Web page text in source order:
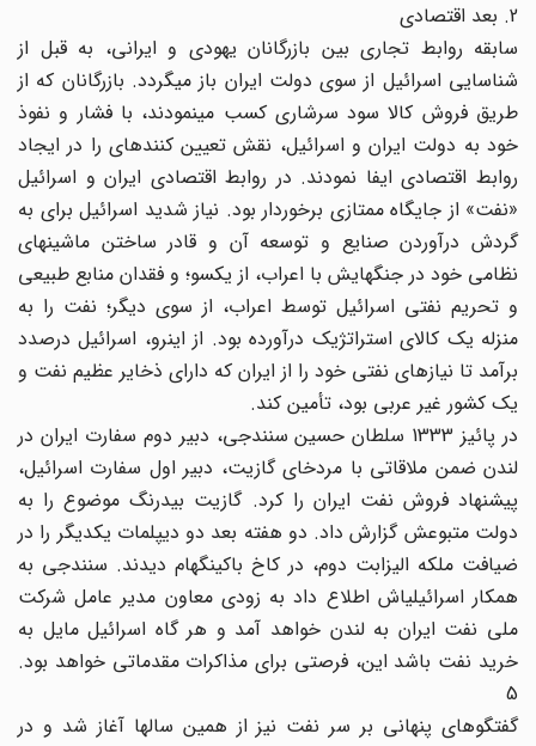
سابقه روابط تجاری بین بازرگانان یهودی و ایرانی، به قبل از
شناسایی اسرائیل از سوی دولت ایران باز می‎گردد. بازرگانان که از
طریق فروش کالا سود سرشاری کسب می‎نمودند، با فشار و نفوذ
خود به دولت ایران و اسرائیل، نقش تعیین کننده‎ای را در ایجاد
روابط اقتصادی ایفا نمودند. در روابط اقتصادی ایران و اسرائیل
«نفت» از جایگاه ممتازی برخوردار بود. نیاز شدید اسرائیل برای به
گردش درآوردن صنایع و توسعه آن و قادر ساختن ماشینهای
نظامی خود در جنگهایش با اعراب، از یک‎سو؛ و فقدان منابع طبیعی
و تحریم نفتی اسرائیل توسط اعراب، از سوی دیگر؛ نفت را به
منزله یک کالای استراتژیک درآورده بود. از اینرو، اسرائیل درصدد
برآمد تا نیازهای نفتی خود را از ایران که دارای ذخایر عظیم نفت و
یک کشور غیر عربی بود، تأمین کند.
در پائیز 1333 سلطان حسین سنندجی، دبیر دوم سفارت ایران در
لندن ضمن ملاقاتی با مردخای گازیت، دبیر اول سفارت اسرائیل،
پیشنهاد فروش نفت ایران را کرد. گازیت بی‎درنگ موضوع را به
دولت متبوعش گزارش داد. دو هفته بعد دو دیپلمات یکدیگر را در
ضیافت ملکه الیزابت دوم، در کاخ باکینگهام دیدند. سنندجی به
همکار اسرائیلی‎اش اطلاع داد به زودی معاون مدیر عامل شرکت
ملی نفت ایران به لندن خواهد آمد و هر گاه اسرائیل مایل به
خرید نفت باشد این، فرصتی برای مذاکرات مقدماتی خواهد بود.
گفتگوهای پنهانی بر سر نفت نیز از همین سالها آغاز شد و در